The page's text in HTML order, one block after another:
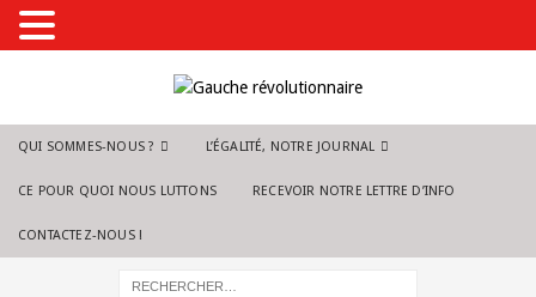
QUI SOMMES-NOUS ? L’ÉGALITÉ, NOTRE JOURNAL
CE POUR QUOI NOUS LUTTONS RECEVOIR NOTRE LETTRE D’INFO
CONTACTEZ-NOUS !